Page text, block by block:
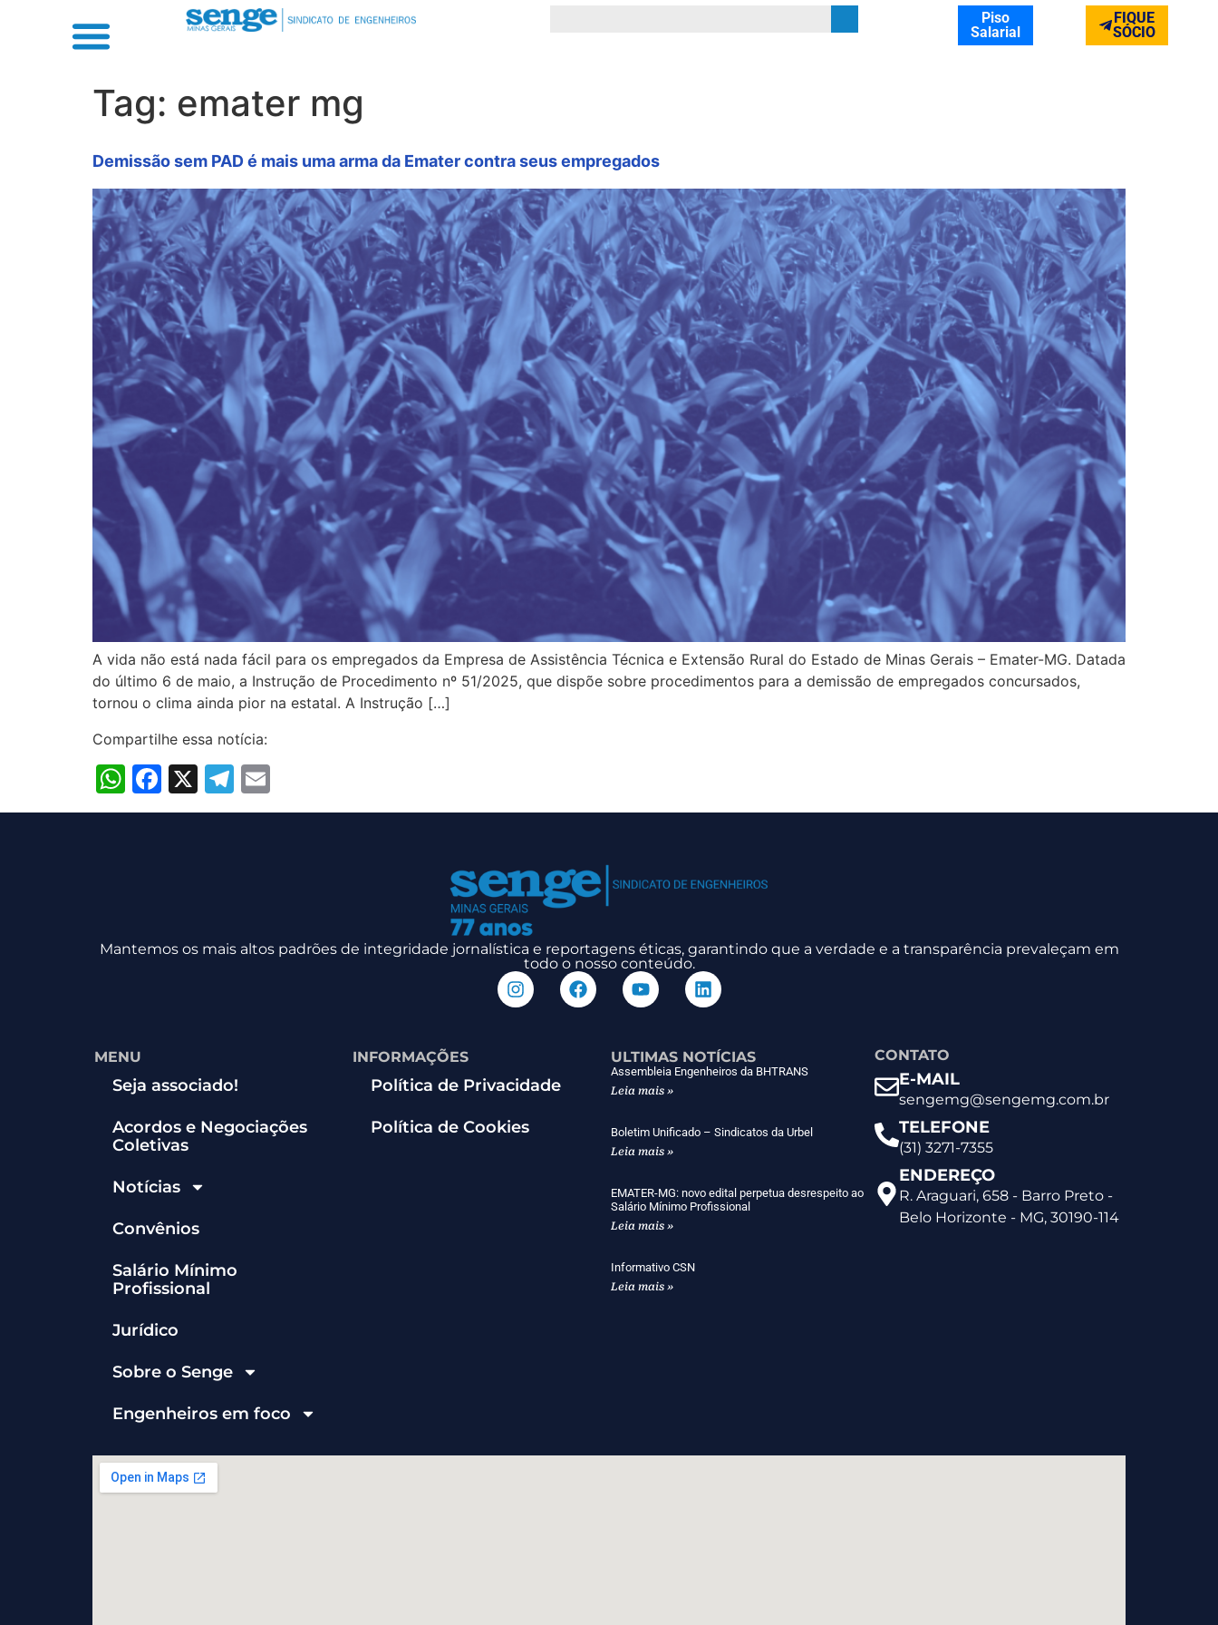
Piso
Salarial
FIQUE
SÓCIO
Tag: emater mg
Demissão sem PAD é mais uma arma da Emater contra seus empregados
A vida não está nada fácil para os empregados da Empresa de Assistência Técnica e Extensão Rural do Estado de Minas Gerais – Emater-MG. Datada
do último 6 de maio, a Instrução de Procedimento nº 51/2025, que dispõe sobre procedimentos para a demissão de empregados concursados,
tornou o clima ainda pior na estatal. A Instrução […]
Compartilhe essa notícia:
WhatsApp
Facebook
X Telegram
Mantemos os mais altos padrões de integridade jornalística e reportagens éticas, garantindo que a verdade e a transparência prevaleçam em
todo o nosso conteúdo.
MENU
Seja associado!
Acordos e Negociações
Coletivas
Notícias
Convênios
Salário Mínimo
Profissional
Jurídico
Sobre o Senge
Engenheiros em foco
INFORMAÇÕES
Política de Privacidade
Política de Cookies
ULTIMAS NOTÍCIAS
Assembleia Engenheiros da BHTRANS
Leia mais »
Boletim Unificado – Sindicatos da Urbel
Leia mais »
EMATER-MG: novo edital perpetua desrespeito ao
Salário Mínimo Profissional
Leia mais »
Informativo CSN
Leia mais »
CONTATO
E-MAIL
sengemg@sengemg.com.br
TELEFONE
(31) 3271-7355
ENDEREÇO
R. Araguari, 658 - Barro Preto -
Belo Horizonte - MG, 30190-114